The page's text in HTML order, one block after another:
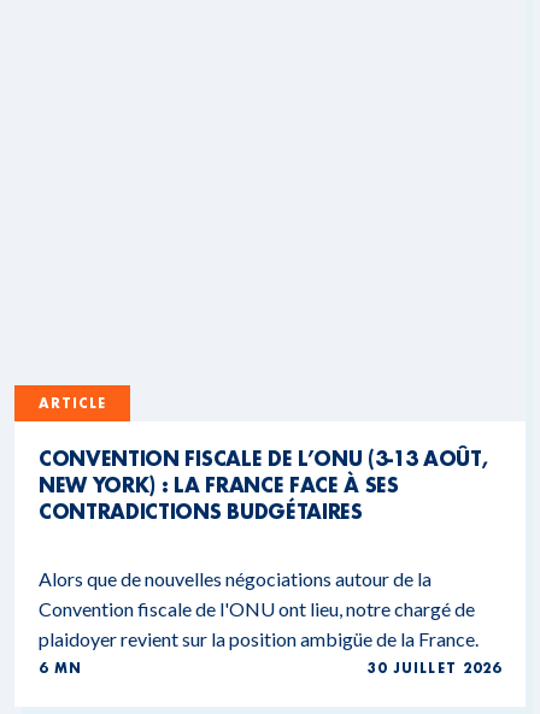
ARTICLE
CONVENTION FISCALE DE L’ONU (3-13 AOÛT,
NEW YORK) : LA FRANCE FACE À SES
CONTRADICTIONS BUDGÉTAIRES
Alors que de nouvelles négociations autour de la
Convention fiscale de l'ONU ont lieu, notre chargé de
plaidoyer revient sur la position ambigüe de la France.
6 MN 30 JUILLET 2026